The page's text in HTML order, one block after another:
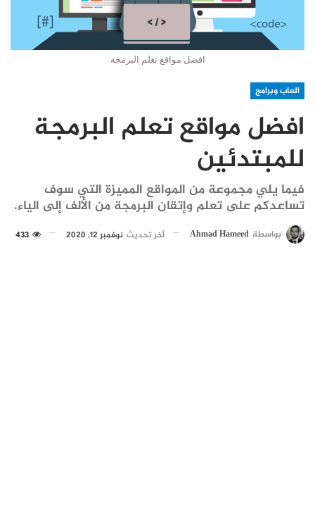
افضل مواقع تعلم البرمجة
العاب وبرامج
افضل مواقع تعلم البرمجة
للمبتدئين
فيما يلي مجموعة من المواقع المميزة التي سوف
تساعدكم على تعلم وإتقان البرمجة من الألف إلى الياء.
بواسطة Ahmad Hameed آخر تحديث نوفمبر 12, 2020